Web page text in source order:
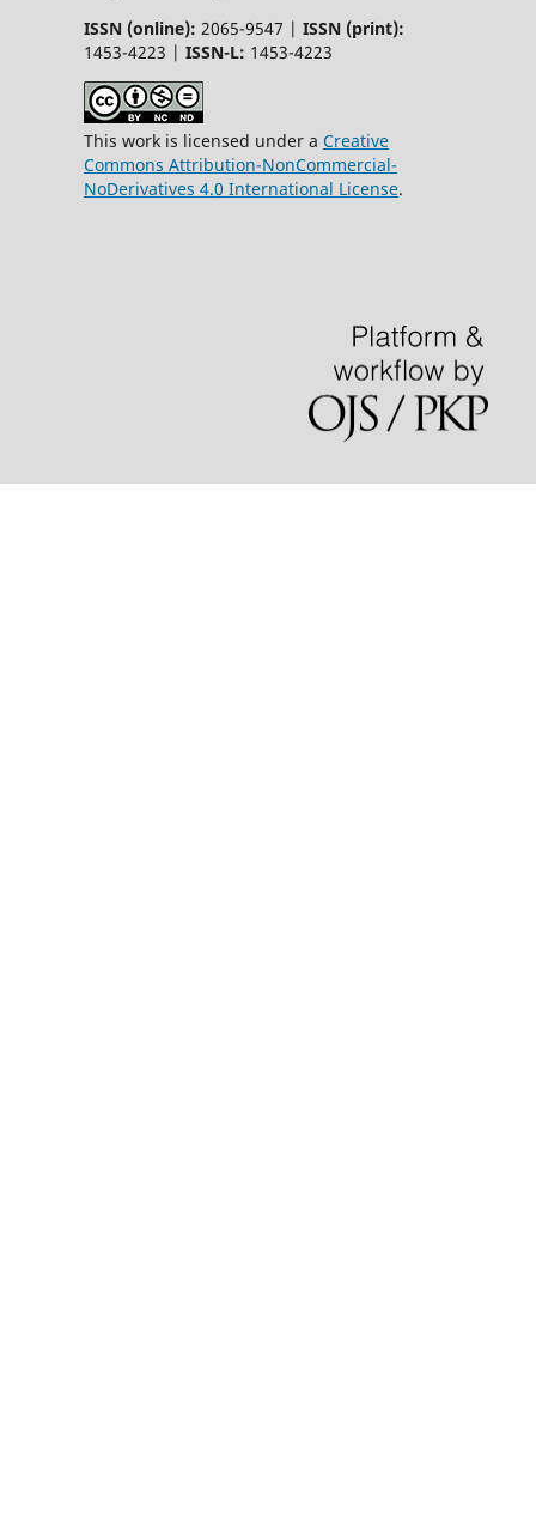
ISSN (online): 2065-9547 | ISSN (print):
1453-4223 | ISSN-L: 1453-4223
This work is licensed under a Creative
Commons Attribution-NonCommercial-
NoDerivatives 4.0 International License.